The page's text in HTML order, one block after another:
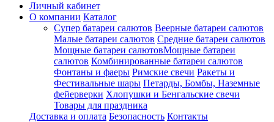
Личный кабинет
О компании Каталог
Супер батареи салютов Веерные батареи салютов
Малые батареи салютов Средние батареи салютов
Мощные батареи салютовМощные батареи
салютов Комбинированные батареи салютов
Фонтаны и фаеры Римские свечи Ракеты и
Фестивальные шары Петарды, Бомбы, Наземные
фейерверки Хлопушки и Бенгальские свечи
Товары для праздника
Доставка и оплата Безопасность Контакты